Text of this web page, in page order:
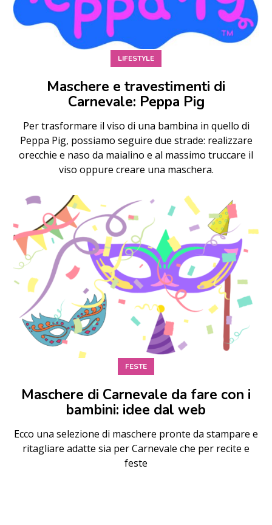
LIFESTYLE
Maschere e travestimenti di
Carnevale: Peppa Pig
Per trasformare il viso di una bambina in quello di
Peppa Pig, possiamo seguire due strade: realizzare
orecchie e naso da maialino e al massimo truccare il
viso oppure creare una maschera.
FESTE
Maschere di Carnevale da fare con i
bambini: idee dal web
Ecco una selezione di maschere pronte da stampare e
ritagliare adatte sia per Carnevale che per recite e
feste